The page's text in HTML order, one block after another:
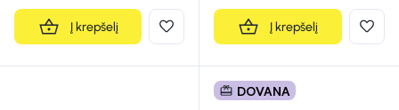
Į krepšelį Į krepšelį
DOVANA